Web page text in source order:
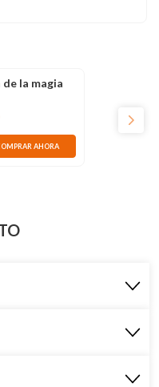
la magia
AHORA